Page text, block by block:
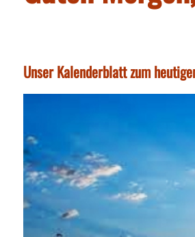
Unser Kalenderblatt zum